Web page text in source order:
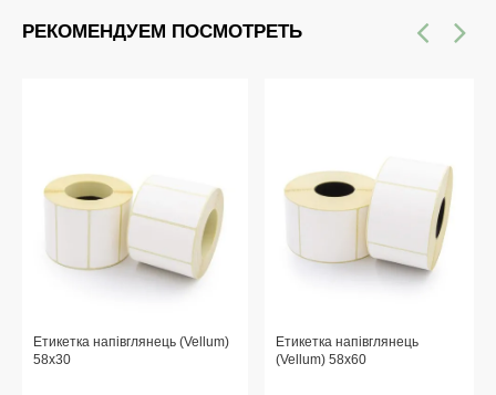
РЕКОМЕНДУЕМ ПОСМОТРЕТЬ
Етикетка напівглянець (Vellum)
58x30
Етикетка напівглянець
(Vellum) 58x60